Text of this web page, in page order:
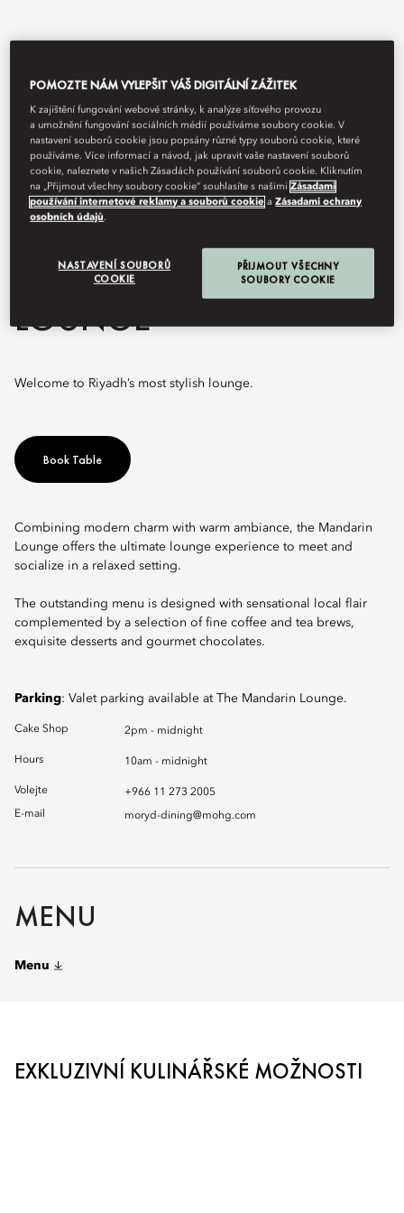
View All
THE MANDARIN
LOUNGE
Welcome to Riyadh’s most stylish lounge.
Book Table
Combining modern charm with warm ambiance, the Mandarin
Lounge offers the ultimate lounge experience to meet and
socialize in a relaxed setting.
The outstanding menu is designed with sensational local flair
complemented by a selection of fine coffee and tea brews,
exquisite desserts and gourmet chocolates.
Parking: Valet parking available at The Mandarin Lounge.
Cake Shop 2pm - midnight
Hours 10am - midnight
Volejte
+966 11 273 2005
E-mail
moryd-dining@mohg.com
MENU
Menu
EXKLUZIVNÍ KULINÁŘSKÉ MOŽNOSTI
POMOZTE NÁM VYLEPŠIT VÁŠ DIGITÁLNÍ ZÁŽITEK
K zajištění fungování webové stránky, k analýze síťového provozu
a umožnění fungování sociálních médií používáme soubory cookie. V
nastavení souborů cookie jsou popsány různé typy souborů cookie, které
používáme. Více informací a návod, jak upravit vaše nastavení souborů
cookie, naleznete v našich Zásadách používání souborů cookie. Kliknutím
na „Přijmout všechny soubory cookie“ souhlasíte s našimiZásadami
používání internetové reklamy a souborů cookie aZásadami ochrany
osobních údajů.
NASTAVENÍ SOUBORŮ
COOKIE
PŘIJMOUT VŠECHNY
SOUBORY COOKIE